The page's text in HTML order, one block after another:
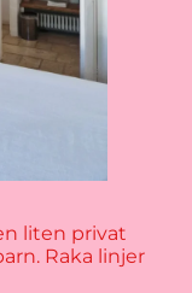
liten privat
Raka linjer